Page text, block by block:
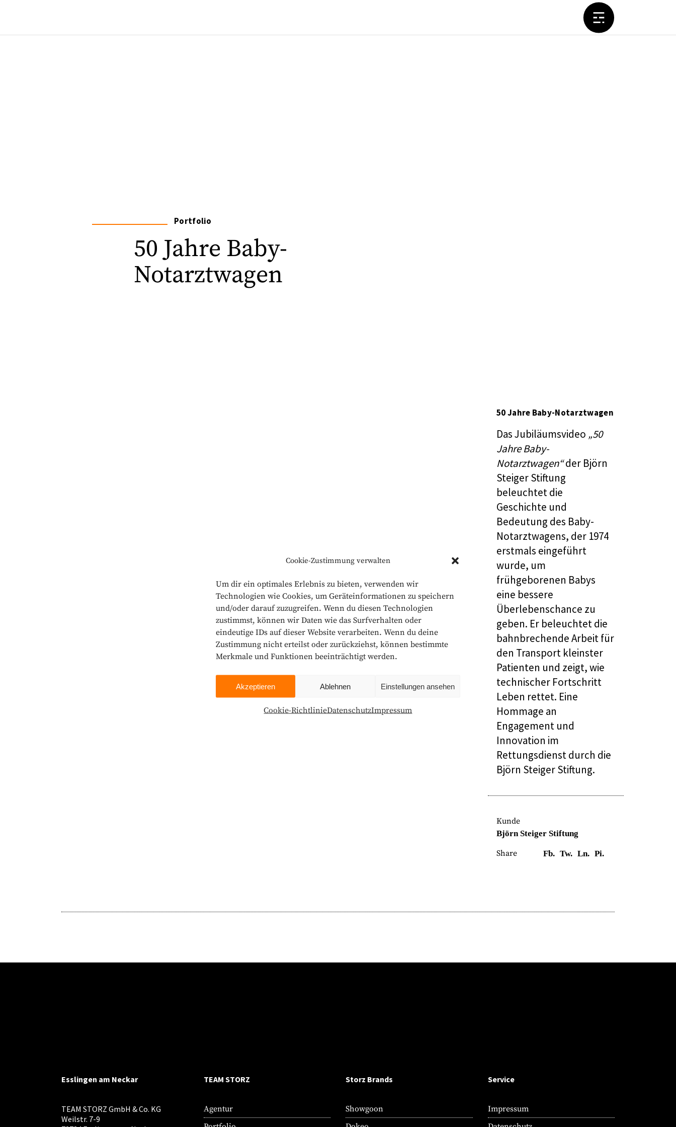
Cookie-Zustimmung verwalten
Um dir ein optimales Erlebnis zu bieten, verwenden wir
Technologien wie Cookies, um Geräteinformationen zu speichern
und/oder darauf zuzugreifen. Wenn du diesen Technologien
zustimmst, können wir Daten wie das Surfverhalten oder
eindeutige IDs auf dieser Website verarbeiten. Wenn du deine
Zustimmung nicht erteilst oder zurückziehst, können bestimmte
Merkmale und Funktionen beeinträchtigt werden.
Akzeptieren Ablehnen Einstellungen ansehen
Cookie-RichtlinieDatenschutzImpressum
Portfolio
50 Jahre Baby-
Notarztwagen
50 Jahre Baby-Notarztwagen
Das Jubiläumsvideo „50
Jahre Baby-
Notarztwagen“der Björn
Steiger Stiftung
beleuchtet die
Geschichte und
Bedeutung des Baby-
Notarztwagens, der 1974
erstmals eingeführt
wurde, um
frühgeborenen Babys
eine bessere
Überlebenschance zu
geben. Er beleuchtet die
bahnbrechende Arbeit für
den Transport kleinster
Patienten und zeigt, wie
technischer Fortschritt
Leben rettet. Eine
Hommage an
Engagement und
Innovation im
Rettungsdienst durch die
Björn Steiger Stiftung.
Kunde
Björn Steiger Stiftung
Share Fb. Tw. Ln. Pi.
Esslingen am Neckar
TEAM STORZ GmbH & Co. KG
Weilstr. 7-9
TEAM STORZ
Agentur
Storz Brands
Showgoon
Service
Impressum